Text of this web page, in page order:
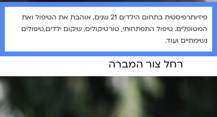
פיזיותרפיסטית בתחום הילדים 21 שנים, אוהבת את הטיפול ואת
המטופלים. טיפול התפתחותי, טורטיקוליס, שיקום ילדים,טיפולים
נשימתיים ועוד.
רחל צור המברה